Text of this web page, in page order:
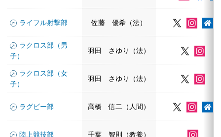
ライフル射撃部 佐藤 優希（法）
ラクロス部（男
子）
羽田 さゆり（法）
ラクロス部（女
子）
羽田 さゆり（法）
ラグビー部 高橋 信二（人間）
陸上競技部 千葉 智則（教養）